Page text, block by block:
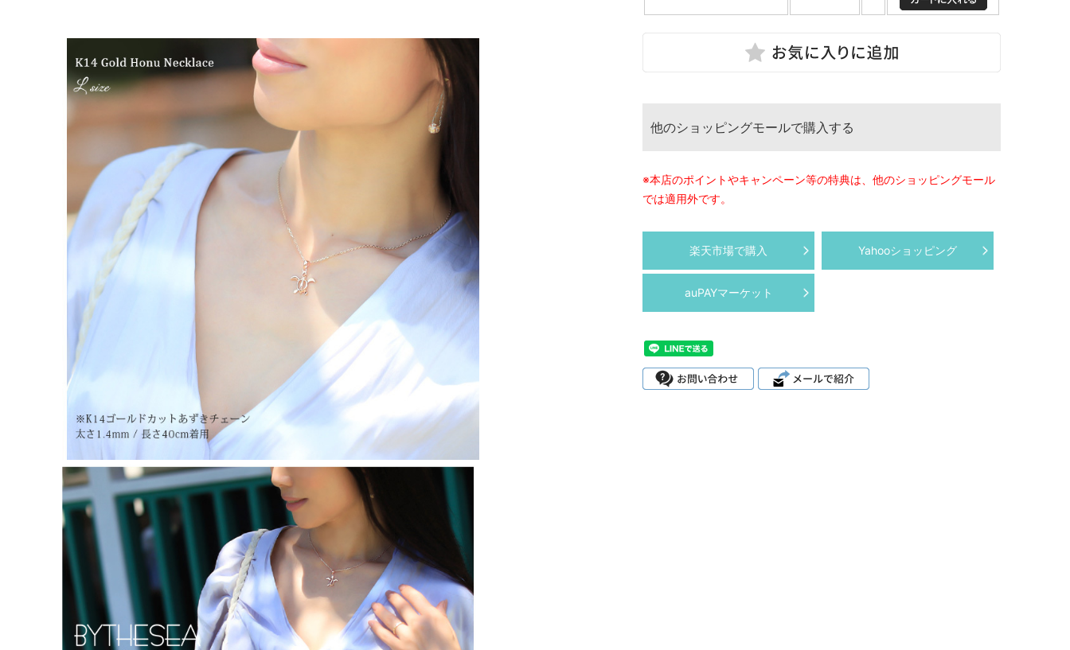
他のショッピングモールで購入する
※本店のポイントやキャンペーン等の特典は、他のショッピングモール
では適用外です。
楽天市場で購入 Yahooショッピング
auPAYマーケット